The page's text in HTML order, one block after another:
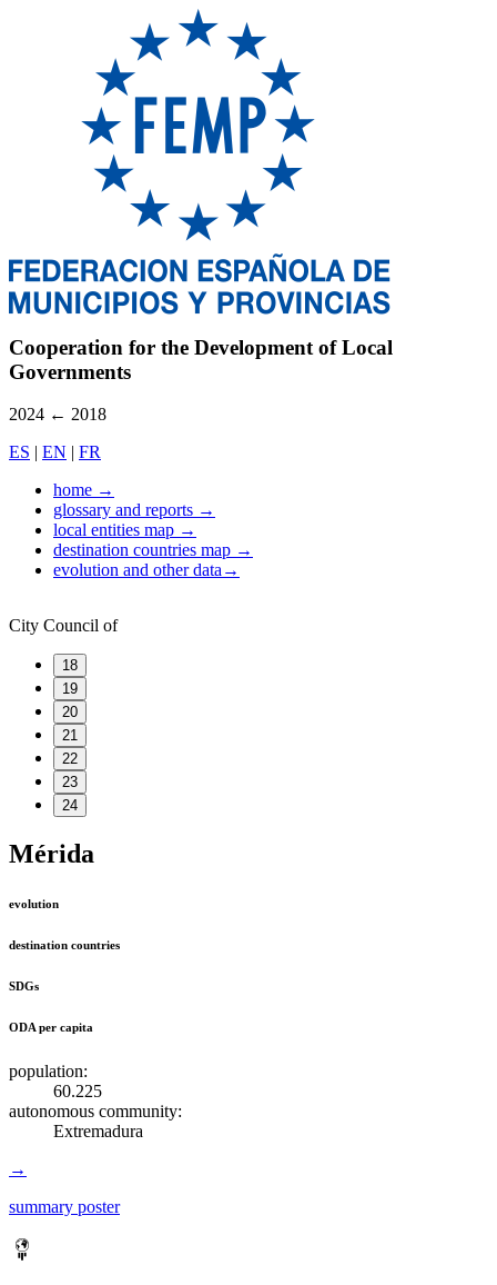
Cooperation for the Development of Local
Governments
2024 ← 2018
ES | EN | FR
home →
glossary and reports →
local entities map →
destination countries map →
evolution and other data→
City Council of
18
19
20
21
22
23
24
Mérida
evolution
destination countries
SDGs
ODA per capita
population:
60.225
autonomous community:
Extremadura
→
summary poster